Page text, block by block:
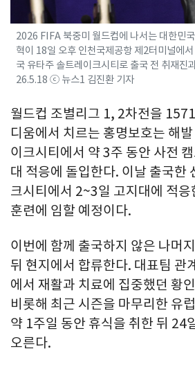
2026 FIFA 북중미 월드컵에 나서는 대한민
혁이 18일 오후 인천국제공항 제2터미널에서
국 유타주 솔트레이크시티로 출국 전 취재진
26.5.18 ⓒ 뉴스1 김진환 기자
월드컵 조별리그 1, 2차전을
디움에서 치르는 홍명보호는 해
이크시티에서 약 3주 동안 사전
대 적응에 돌입한다. 이날 출국한
크시티에서 2~3일 고지대에 적
훈련에 임할 예정이다.
이번에 함께 출국하지 않은 나머
뒤 현지에서 합류한다. 대표팀 관
에서 재활과 치료에 집중했던 황
비롯해 최근 시즌을 마무리한 유
약 1주일 동안 휴식을 취한 뒤 24
오른다.